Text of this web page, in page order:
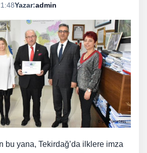
Yazar:admin
bu yana, Tekirdağ’da ilklere imza